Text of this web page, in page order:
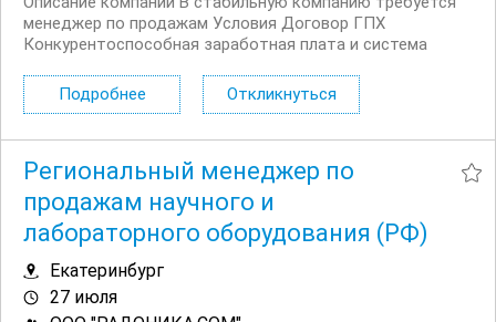
менеджер по продажам Условия Договор ГПХ
Конкурентоспособная заработная плата и система
материалам и обучению. наличие ВУ приветствуется
Корпоративные мероприятия и программы повышения...
Подробнее Откликнуться
Региональный менеджер по
продажам научного и
лабораторного оборудования (РФ)
Екатеринбург
27 июля